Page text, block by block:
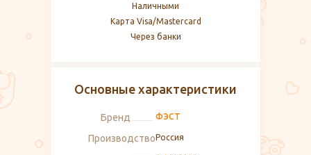
Наличными
Карта Visa/Mastercard
Через банки
Основные характеристики
Бренд ФЭСТ
ПроизводствоРоссия